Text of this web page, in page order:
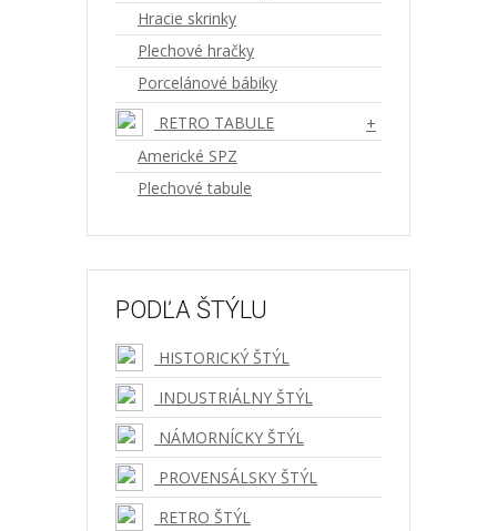
Hracie skrinky
Plechové hračky
Porcelánové bábiky
RETRO TABULE
+
Americké SPZ
Plechové tabule
PODĽA ŠTÝLU
HISTORICKÝ ŠTÝL
INDUSTRIÁLNY ŠTÝL
NÁMORNÍCKY ŠTÝL
PROVENSÁLSKY ŠTÝL
RETRO ŠTÝL